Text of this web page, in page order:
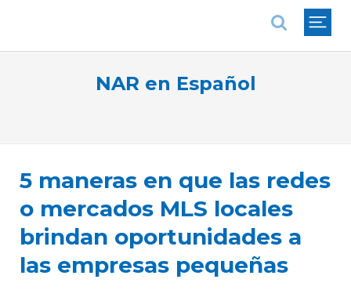
NAR en Español
5 maneras en que las redes
o mercados MLS locales
brindan oportunidades a
las empresas pequeñas